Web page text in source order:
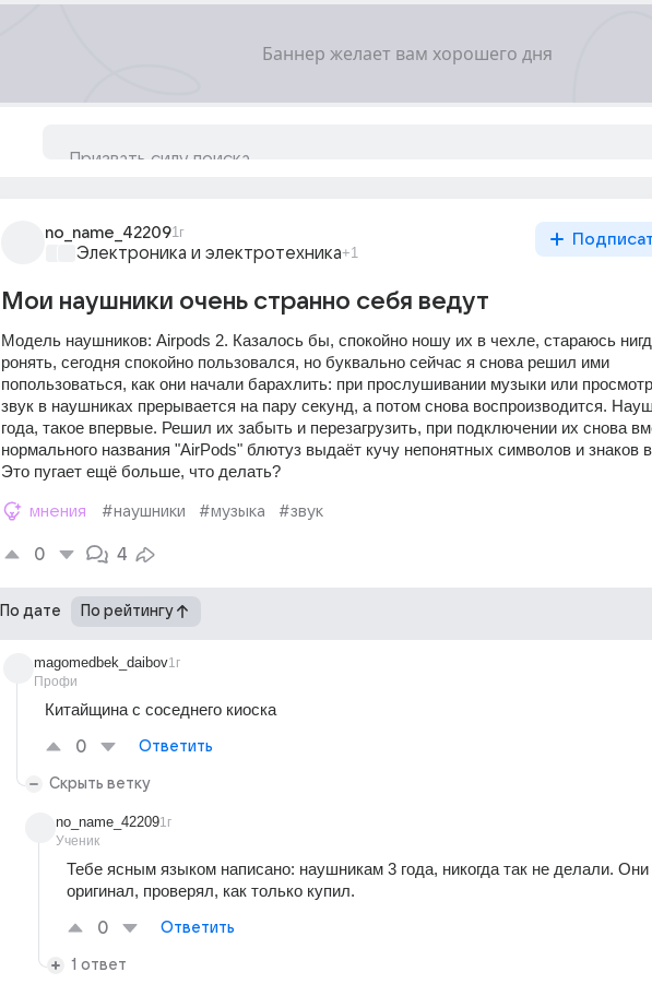
no_name_422091г
Электроника и электротехника+1
Мои наушники очень странно себя ведут
Модель наушников: Airpods 2. Казалось бы, спокойно ношу их в чехле, стараюсь
ронять, сегодня спокойно пользовался, но буквально сейчас я снова решил ими
попользоваться, как они начали барахлить: при прослушивании музыки или
звук в наушниках прерывается на пару секунд, а потом снова воспроизводится.
года, такое впервые. Решил их забыть и перезагрузить, при подключении их снова
нормального названия "AirPods" блютуз выдаёт кучу непонятных символов и знаков
Это пугает ещё больше, что делать?
мнения #наушники #музыка #звук
0 4
По дате По рейтингу
magomedbek_daibov
Профи
1г
Китайщина с соседнего киоска
0 Ответить
Скрыть ветку
no_name_42209
Ученик
1г
Тебе ясным языком написано: наушникам 3 года, никогда так не делали. Они
оригинал, проверял, как только купил.
0 Ответить
1 ответ